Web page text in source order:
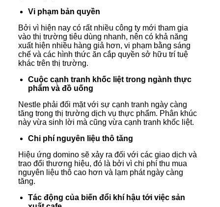
Vi phạm bản quyền
Bởi vì hiện nay có rất nhiều công ty mới tham gia
vào thị trường tiêu dùng nhanh, nên có khả năng
xuất hiện nhiều hàng giả hơn, vi phạm bằng sáng
chế và các hình thức ăn cắp quyền sở hữu trí tuệ
khác trên thị trường.
Cuộc cạnh tranh khốc liệt trong ngành thực
phẩm và đồ uống
Nestle phải đối mặt với sự cạnh tranh ngày càng
tăng trong thị trường dịch vụ thực phẩm. Phân khúc
này vừa sinh lời mà cũng vừa cạnh tranh khốc liệt.
Chi phí nguyên liệu thô tăng
Hiệu ứng domino sẽ xảy ra đối với các giao dịch và
trao đổi thương hiệu, đó là bởi vì chi phí thu mua
nguyên liệu thô cao hơn và lạm phát ngày càng
tăng.
Tác động của biến đổi khí hậu tới việc sản